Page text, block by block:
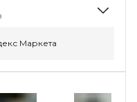
Маркета
14
2